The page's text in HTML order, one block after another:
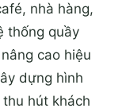
nhà hàng,
thống quầy
cao hiệu
dựng hình
hút khách